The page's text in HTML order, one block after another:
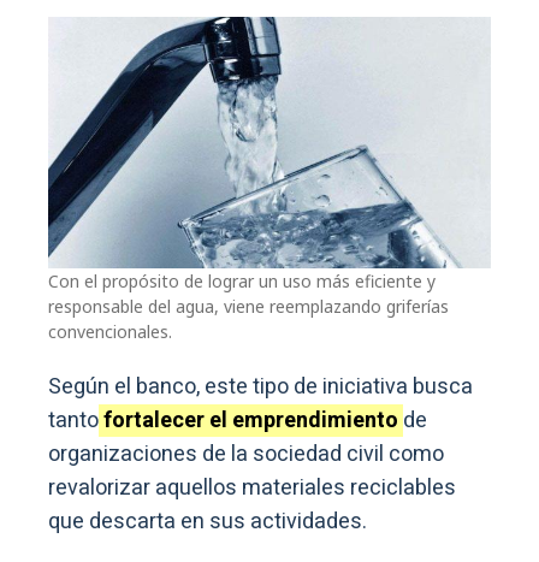
Con el propósito de lograr un uso más eficiente y
responsable del agua, viene reemplazando griferías
convencionales.
Según el banco, este tipo de iniciativa busca
tantofortalecer el emprendimiento de
organizaciones de la sociedad civil como
revalorizar aquellos materiales reciclables
que descarta en sus actividades.